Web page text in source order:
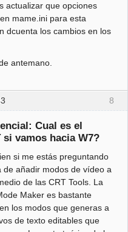
actualizar que opciones
mame.ini para esta
dcuenta los cambios en los
antemano.
8
Cual es el
vamos hacia W7?
si me estás preguntando
de añadir modos de vídeo a
de las CRT Tools. La
Maker es bastante
los modos que generas a
de texto editables que